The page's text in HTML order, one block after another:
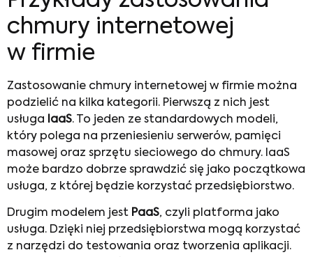
chmury internetowej
w firmie
Zastosowanie chmury internetowej w firmie można
podzielić na kilka kategorii. Pierwszą z nich jest
usługa
IaaS. To jeden ze standardowych modeli,
który polega na przeniesieniu serwerów, pamięci
masowej oraz sprzętu sieciowego do chmury. IaaS
może bardzo dobrze sprawdzić się jako początkowa
usługa, z której będzie korzystać przedsiębiorstwo.
Drugim modelem jest PaaS, czyli platforma jako
usługa. Dzięki niej przedsiębiorstwa mogą korzystać
z narzędzi do testowania oraz tworzenia aplikacji.